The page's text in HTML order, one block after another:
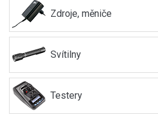
Zdroje, měniče
Svítilny
Testery